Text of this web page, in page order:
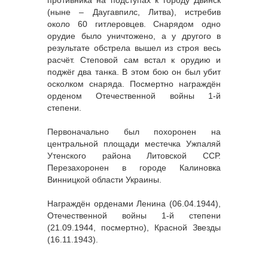
(ныне – Даугавпилс, Литва), истребив
около 60 гитлеровцев. Снарядом одно
орудие было уничтожено, а у другого в
результате обстрела вышел из строя весь
расчёт. Степовой сам встал к орудию и
поджёг два танка. В этом бою он был убит
осколком снаряда. Посмертно награждён
орденом Отечественной войны 1-й
степени.
Первоначально был похоронен на
центральной площади местечка Ужпаляй
Утенского района Литовской ССР.
Перезахоронен в городе Калиновка
Винницкой области Украины.
Награждён орденами Ленина (06.04.1944),
Отечественной войны 1-й степени
(21.09.1944, посмертно), Красной Звезды
(16.11.1943).